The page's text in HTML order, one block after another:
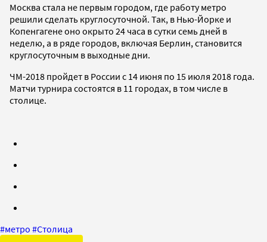
Москва стала не первым городом, где работу метро
решили сделать круглосуточной. Так, в Нью-Йорке и
Копенгагене оно окрыто 24 часа в сутки семь дней в
неделю, а в ряде городов, включая Берлин, становится
круглосуточным в выходные дни.
ЧМ-2018 пройдет в России с 14 июня по 15 июля 2018 года.
Матчи турнира состоятся в 11 городах, в том числе в
столице.
#метро #Столица